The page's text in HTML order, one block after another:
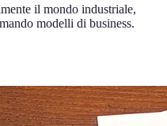
il mondo industriale,
modelli di business.